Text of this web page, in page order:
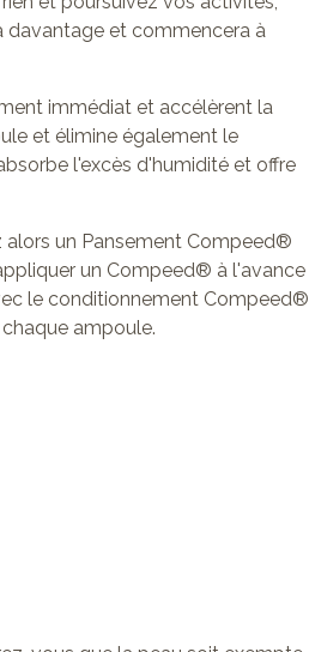
davantage et commencera à
immédiat et accélèrent la
et élimine également le
l'excès d'humidité et offre
un Pansement Compeed®
un Compeed® à l'avance
le conditionnement Compeed®
ampoule.